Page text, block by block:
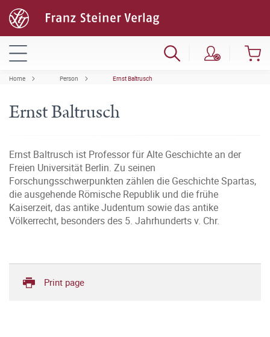
Home Person Ernst Baltrusch
Ernst Baltrusch
Ernst Baltrusch ist Professor für Alte Geschichte an der
Freien Universität Berlin. Zu seinen
Forschungsschwerpunkten zählen die Geschichte Spartas,
die ausgehende Römische Republik und die frühe
Kaiserzeit, das antike Judentum sowie das antike
Völkerrecht, besonders des 5. Jahrhunderts v. Chr.
Print page